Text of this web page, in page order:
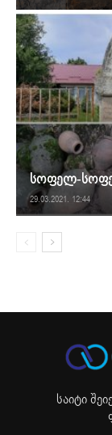
სოფელ-
29.03.2021. 12:44
საიტი